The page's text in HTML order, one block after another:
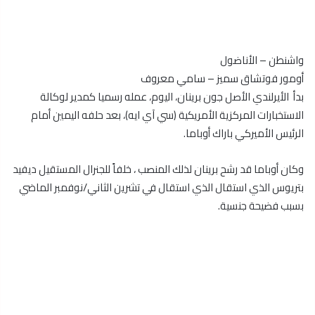
واشنطن – الأناضول
أومور فوتشاق سميز – سامي معروف
بدأ الأيرلندي الأصل جون برينان، اليوم، عمله رسميا كمدير لوكالة
الاستخبارات المركزية الأمريكية (سي آي ايه)، بعد حلفه اليمين أمام
الرئيس الأميركي باراك أوباما.
وكان أوباما قد رشح برينان لذلك المنصب ، خلفاً للجنرال المستقيل ديفيد
بتريوس الذي استقال الذي استقال في تشرين الثاني/نوفمبر الماضي
بسبب فضيحة جنسية.